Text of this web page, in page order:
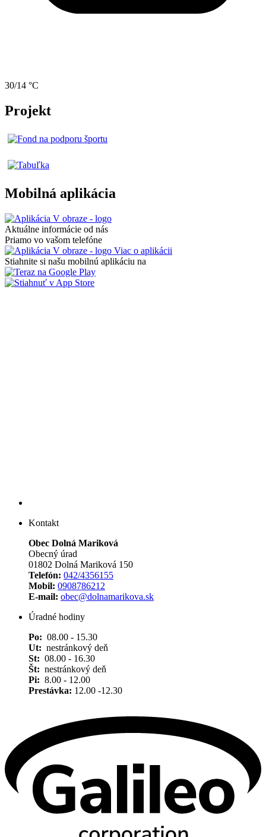
30/14 °C
Projekt
Mobilná aplikácia
Aktuálne informácie od nás
Priamo vo vašom telefóne
Viac o aplikácii
Stiahnite si našu mobilnú aplikáciu na
Kontakt
Obec Dolná Mariková
Obecný úrad
01802 Dolná Mariková 150
Telefón: 042/4356155
Mobil: 0908786212
E-mail: obec@dolnamarikova.sk
Úradné hodiny
Po: 08.00 - 15.30
Ut: nestránkový deň
St: 08.00 - 16.30
Št: nestránkový deň
Pi: 8.00 - 12.00
Prestávka: 12.00 -12.30